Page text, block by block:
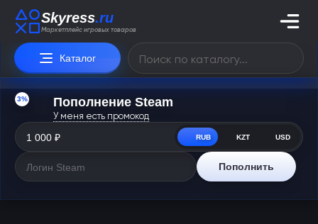
Skyress.ru
Маркетплейс игровых товаров
Каталог
3% Пополнение Steam
У меня есть промокод
RUB KZT USD
Пополнить